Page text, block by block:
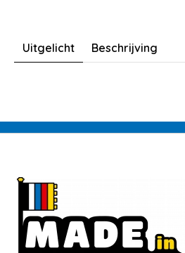
Uitgelicht Beschrijving